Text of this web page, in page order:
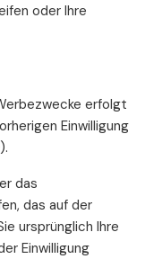
oder Ihre
erfolgt
Einwilligung
das
das auf der
ursprünglich Ihre
Einwilligung